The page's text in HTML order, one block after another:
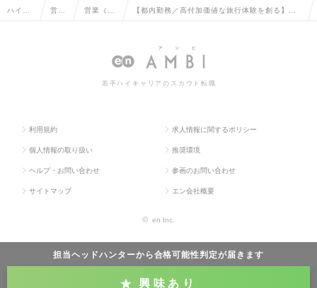
担当ヘッドハンターから合格可能性判定が届きます
興味あり
ハイク 営業 営業（法 【都内勤務／高付加価値な旅行体験を創る】自
第二新卒も歓迎の求人情報
若手ハイキャリアのスカウト転職
利用規約 求人情報に関するポリシー
個人情報の取り扱い 推奨環境
ヘルプ・お問い合わせ 参画のお問い合わせ
サイトマップ エン会社概要
© en Inc.